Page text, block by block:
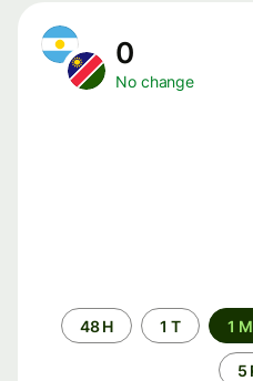
0
No change
Time
period
48 H 1 T 1 M
5